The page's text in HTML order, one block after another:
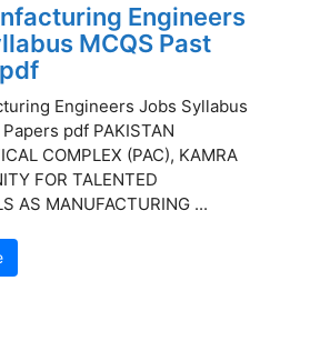
Engineers
MCQS Past
Engineers Jobs Syllabus
pdf PAKISTAN
COMPLEX (PAC), KAMRA
FOR TALENTED
AS MANUFACTURING ...